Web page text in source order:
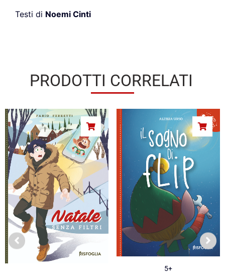
Testi di Noemi Cinti
PRODOTTI CORRELATI
5+